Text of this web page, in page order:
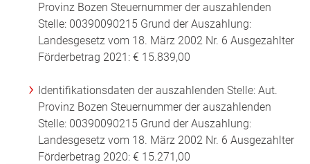
Provinz Bozen Steuernummer der auszahlenden
Stelle: 00390090215 Grund der Auszahlung:
Landesgesetz vom 18. März 2002 Nr. 6 Ausgezahlter
Förderbetrag 2021: € 15.839,00
Identifikationsdaten der auszahlenden Stelle: Aut.
Provinz Bozen Steuernummer der auszahlenden
Stelle: 00390090215 Grund der Auszahlung:
Landesgesetz vom 18. März 2002 Nr. 6 Ausgezahlter
Förderbetrag 2020: € 15.271,00